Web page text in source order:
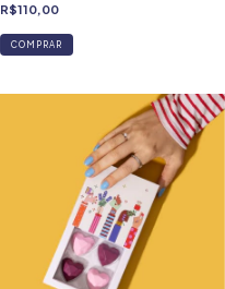
R$110,00
COMPRAR